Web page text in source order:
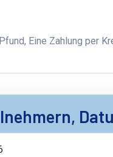
Eine Zahlung per